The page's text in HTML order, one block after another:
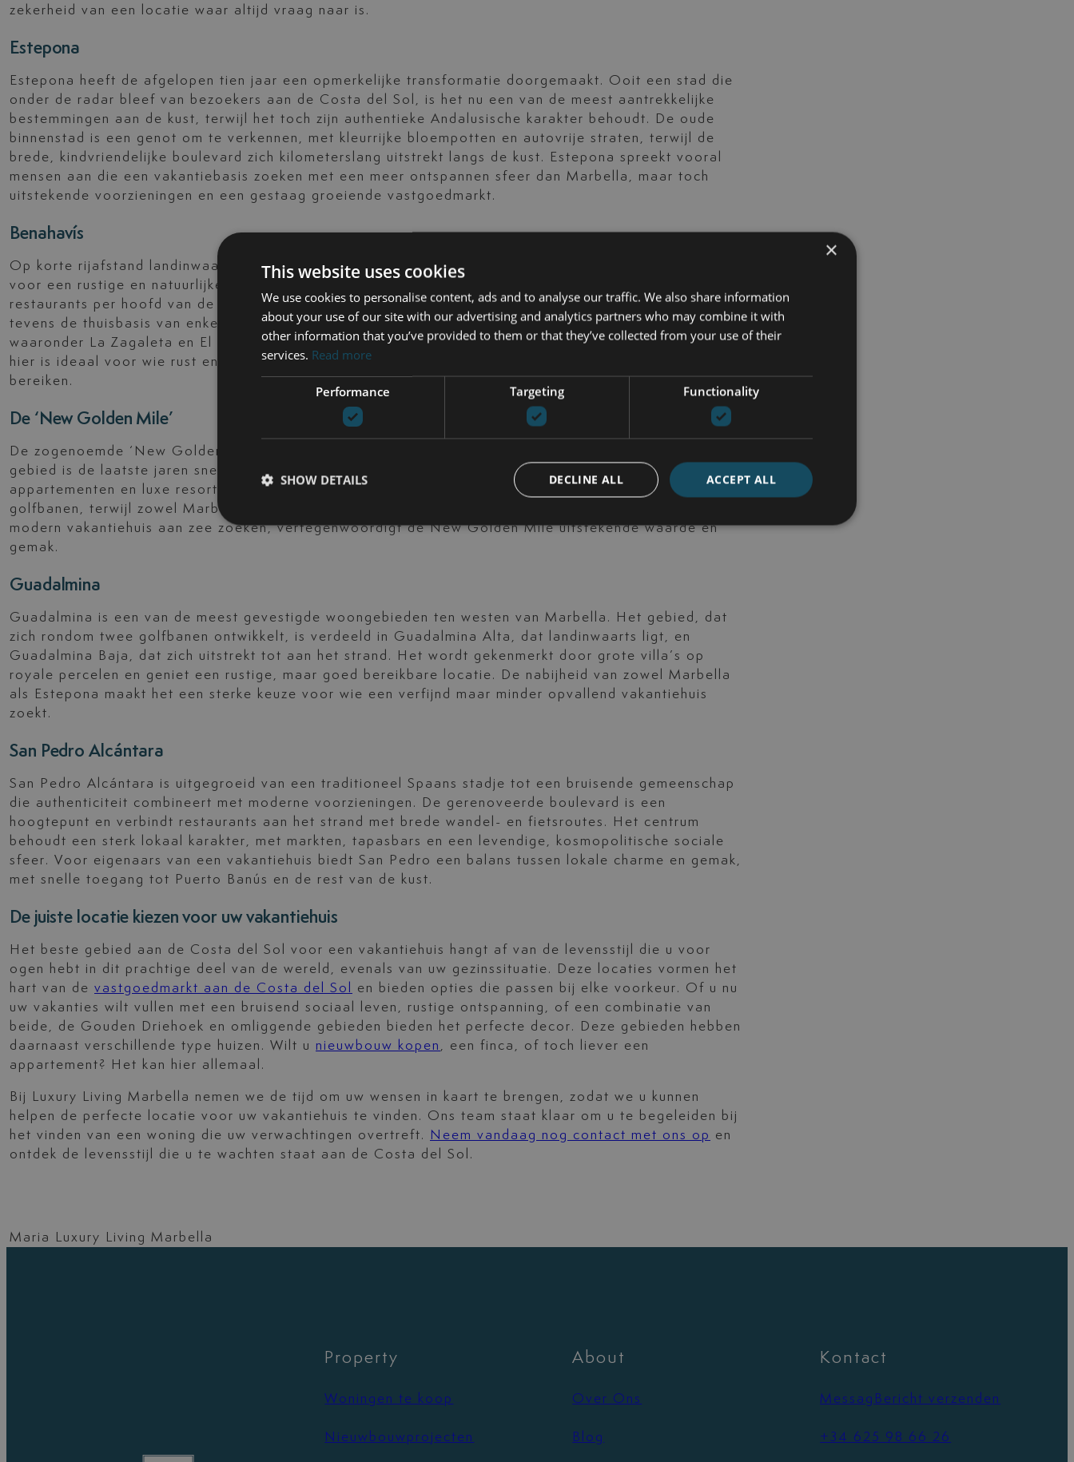
zekerheid van een locatie waar altijd vraag naar is.
Estepona
Estepona heeft de afgelopen tien jaar een opmerkelijke transformatie doorgemaakt. Ooit een stad die
onder de radar bleef van bezoekers aan de Costa del Sol, is het nu een van de meest aantrekkelijke
bestemmingen aan de kust, terwijl het toch zijn authentieke Andalusische karakter behoudt. De oude
binnenstad is een genot om te verkennen, met kleurrijke bloempotten en autovrije straten, terwijl de
brede, kindvriendelijke boulevard zich kilometerslang uitstrekt langs de kust. Estepona spreekt vooral
mensen aan die een vakantiebasis zoeken met een meer ontspannen sfeer dan Marbella, maar toch
uitstekende voorzieningen en een gestaag groeiende vastgoedmarkt.
Benahavís
Op korte rijafstand landinwaarts ligt Benahavís, omringd door heuvels, rivieren en bossen, wat zorgt
voor een rustige en natuurlijke omgeving. Het dorp staat bekend om zijn gastronomie, met meer
restaurants per hoofd van de bevolking dan waar ook in Andalusië. Buiten het centrum is Benahavís
tevens de thuisbasis van enkele van de meest exclusieve residentiële gemeenschappen van Europa,
waaronder La Zagaleta en El Madroñal, die uitzonderlijke privacy en veiligheid bieden. Een vakantiehuis
hier is ideaal voor wie rust en natuurwaarde op prijs stelt, maar toch binnen enkele minuten de kust wil
bereiken.
De ‘New Golden Mile’
De zogenoemde ‘New Golden Mile’ strekt zich uit langs de kust tussen Marbella en Estepona. Dit
gebied is de laatste jaren snel populair geworden dankzij de moderne strandontwikkelingen, ruime
appartementen en luxe resorts. Het biedt directe toegang tot lange zandstranden en een selectie
golfbanen, terwijl zowel Marbella als Estepona gemakkelijk bereikbaar blijven. Voor kopers die een
modern vakantiehuis aan zee zoeken, vertegenwoordigt de New Golden Mile uitstekende waarde en
gemak.
Guadalmina
Guadalmina is een van de meest gevestigde woongebieden ten westen van Marbella. Het gebied, dat
zich rondom twee golfbanen ontwikkelt, is verdeeld in Guadalmina Alta, dat landinwaarts ligt, en
Guadalmina Baja, dat zich uitstrekt tot aan het strand. Het wordt gekenmerkt door grote villa’s op
royale percelen en geniet een rustige, maar goed bereikbare locatie. De nabijheid van zowel Marbella
als Estepona maakt het een sterke keuze voor wie een verfijnd maar minder opvallend vakantiehuis
zoekt.
San Pedro Alcántara
San Pedro Alcántara is uitgegroeid van een traditioneel Spaans stadje tot een bruisende gemeenschap
die authenticiteit combineert met moderne voorzieningen. De gerenoveerde boulevard is een
hoogtepunt en verbindt restaurants aan het strand met brede wandel- en fietsroutes. Het centrum
behoudt een sterk lokaal karakter, met markten, tapasbars en een levendige, kosmopolitische sociale
sfeer. Voor eigenaars van een vakantiehuis biedt San Pedro een balans tussen lokale charme en gemak,
met snelle toegang tot Puerto Banús en de rest van de kust.
De juiste locatie kiezen voor uw vakantiehuis
Het beste gebied aan de Costa del Sol voor een vakantiehuis hangt af van de levensstijl die u voor
ogen hebt in dit prachtige deel van de wereld, evenals van uw gezinssituatie. Deze locaties vormen het
hart van de vastgoedmarkt aan de Costa del Sol
en bieden opties die passen bij elke voorkeur. Of u nu
uw vakanties wilt vullen met een bruisend sociaal leven, rustige ontspanning, of een combinatie van
beide, de Gouden Driehoek en omliggende gebieden bieden het perfecte decor. Deze gebieden hebben
daarnaast verschillende type huizen. Wilt u nieuwbouw kopen , een finca, of toch liever een
appartement? Het kan hier allemaal.
Bij Luxury Living Marbella nemen we de tijd om uw wensen in kaart te brengen, zodat we u kunnen
helpen de perfecte locatie voor uw vakantiehuis te vinden. Ons team staat klaar om u te begeleiden bij
het vinden van een woning die uw verwachtingen overtreft.
Neem vandaag nog contact met ons op en
ontdek de levensstijl die u te wachten staat aan de Costa del Sol.
Maria Luxury Living Marbella
Property
Woningen te koop
Nieuwbouwprojecten
About
Over Ons
Blog
Kontact
MessagBericht verzenden
+34 625 98 66 26
×
This website uses cookies
We use cookies to personalise content, ads and to analyse our traffic. We also share information
about your use of our site with our advertising and analytics partners who may combine it with
other information that you’ve provided to them or that they’ve collected from your use of their
services. Read more
Performance Targeting Functionality
ACCEPT ALL
DECLINE ALL
SHOW DETAILS